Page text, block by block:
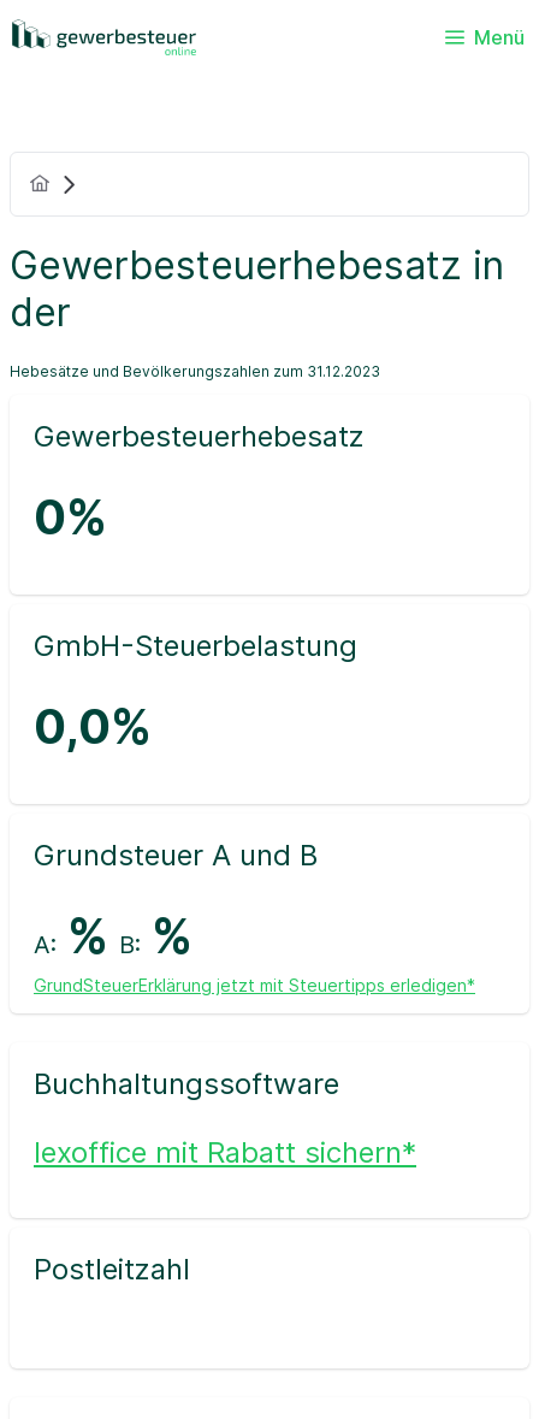
Menü
Gewerbesteuerhebesatz in
der
Hebesätze und Bevölkerungszahlen zum 31.12.2023
Gewerbesteuerhebesatz
0%
GmbH-Steuerbelastung
0,0%
Grundsteuer A und B
A: % B: %
GrundSteuerErklärung jetzt mit Steuertipps erledigen*
Buchhaltungssoftware
lexoffice mit Rabatt sichern*
Postleitzahl